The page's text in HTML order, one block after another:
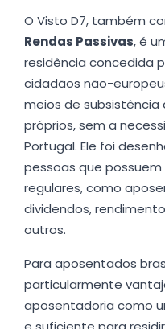
O Visto D7, também
Rendas Passivas, é
residência concedida
cidadãos não-
meios de
próprios, sem a
Portugal. Ele foi
pessoas que
regulares, como
dividendos,
outros.
Para aposentados
particularmente
aposentadoria como